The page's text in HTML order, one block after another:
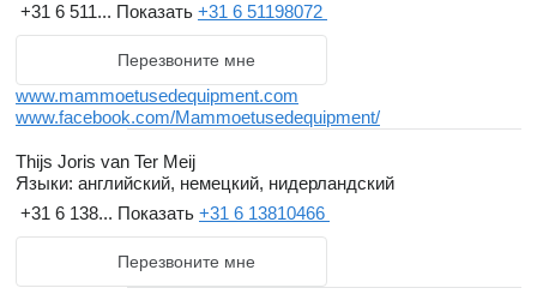
+31 6 511... Показать +31 6 51198072
Перезвоните мне
www.mammoetusedequipment.com
www.facebook.com/Mammoetusedequipment/
Thijs Joris van Ter Meij
Языки: английский, немецкий, нидерландский
+31 6 138... Показать +31 6 13810466
Перезвоните мне